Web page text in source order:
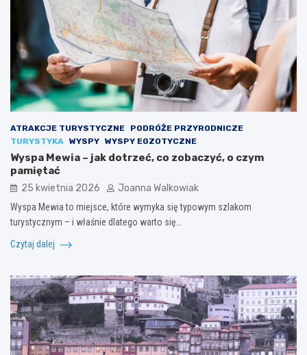
ATRAKCJE TURYSTYCZNE
PODRÓŻE PRZYRODNICZE
TURYSTYKA WYSPY WYSPY EGZOTYCZNE
Wyspa Mewia – jak dotrzeć, co zobaczyć, o czym
pamiętać
25 kwietnia 2026 Joanna Walkowiak
Wyspa Mewia to miejsce, które wymyka się typowym szlakom
turystycznym – i właśnie dlatego warto się…
Czytaj dalej